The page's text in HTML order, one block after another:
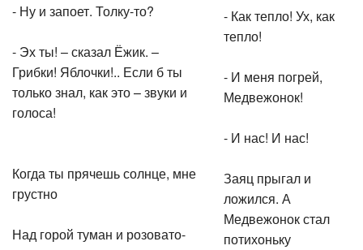
- Ну и запоет. Толку-то?
- Эх ты! – сказал Ёжик. –
Грибки! Яблочки!.. Если б ты
только знал, как это – звуки и
голоса!
Когда ты прячешь солнце, мне
грустно
Над горой туман и розовато-
- Как тепло! Ух, как
тепло!
- И меня погрей,
Медвежонок!
- И нас! И нас!
Заяц прыгал и
ложился. А
Медвежонок стал
потихоньку